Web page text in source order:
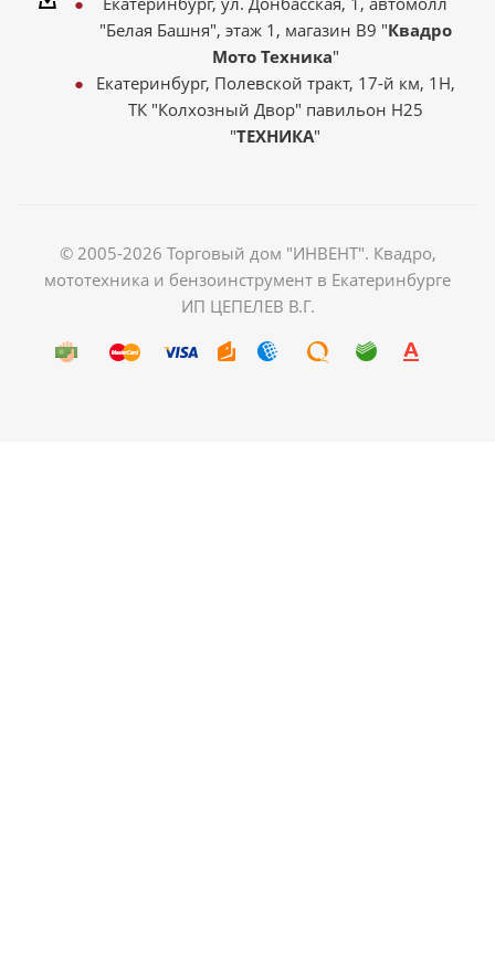
"Белая Башня", этаж 1, магазин В9 "Квадро
Мото Техника"
Екатеринбург, Полевской тракт, 17-й км, 1Н,
ТК "Колхозный Двор" павильон Н25
"ТЕХНИКА"
© 2005-2026 Торговый дом "ИНВЕНТ". Квадро,
мототехника и бензоинструмент в Екатеринбурге
ИП ЦЕПЕЛЕВ В.Г.